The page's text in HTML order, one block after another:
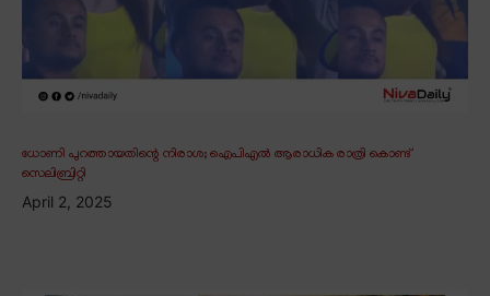
ധോണി പുറത്തായതിന്റെ നിരാശ; ഐപിഎൽ ആരാധിക രാത്രി കൊണ്ട്
സെലിബ്രിറ്റി
April 2, 2025